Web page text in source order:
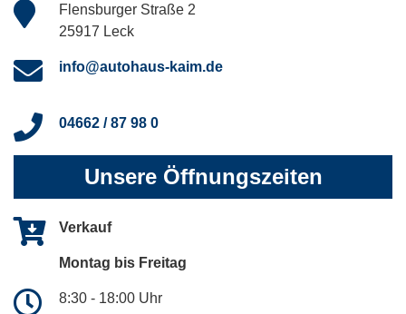
Flensburger Straße 2
25917 Leck
info@autohaus-kaim.de
04662 / 87 98 0
Unsere Öffnungszeiten
Verkauf
Montag bis Freitag
8:30 - 18:00 Uhr